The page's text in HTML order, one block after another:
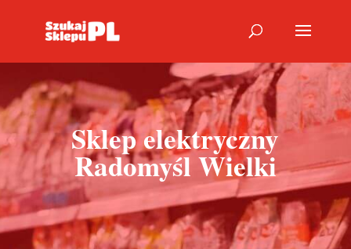
Sklep elektryczny
Radomyśl Wielki